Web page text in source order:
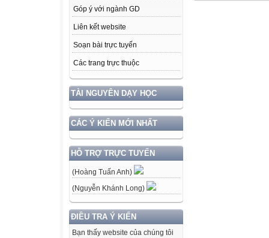
Góp ý với ngành GD
Liên kết website
Soạn bài trực tuyến
Các trang trực thuộc
TÀI NGUYÊN DẠY HỌC
CÁC Ý KIẾN MỚI NHẤT
HỖ TRỢ TRỰC TUYẾN
(Hoàng Tuấn Anh)
(Nguyễn Khánh Long)
ĐIỀU TRA Ý KIẾN
Bạn thấy website của chúng tôi